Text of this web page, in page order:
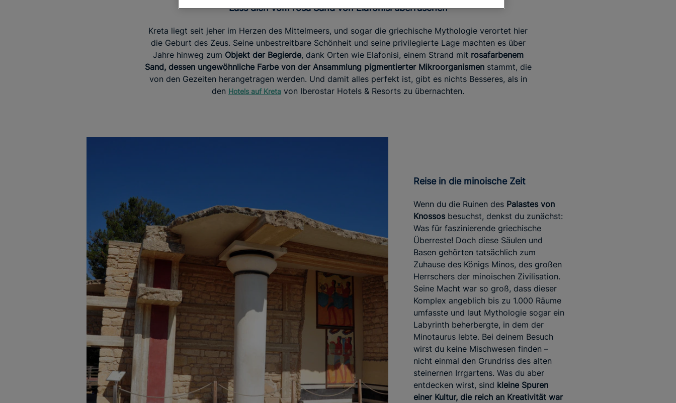
Lass dich vom rosa Sand von Elafonisi überraschen
Kreta liegt seit jeher im Herzen des Mittelmeers, und sogar die griechische Mythologie verortet hier
die Geburt des Zeus. Seine unbestreitbare Schönheit und seine privilegierte Lage machten es über
Jahre hinweg zum Objekt der Begierde, dank Orten wie Elafonisi, einem Strand mit rosafarbenem
Sand, dessen ungewöhnliche Farbe von der Ansammlung pigmentierter Mikroorganismenstammt, die
von den Gezeiten herangetragen werden. Und damit alles perfekt ist, gibt es nichts Besseres, als in
den Hotels auf Kreta von Iberostar Hotels & Resorts zu übernachten.
Reise in die minoische Zeit
Wenn du die Ruinen des Palastes von
Knossos besuchst, denkst du zunächst:
Was für faszinierende griechische
Überreste! Doch diese Säulen und
Basen gehörten tatsächlich zum
Zuhause des Königs Minos, des großen
Herrschers der minoischen Zivilisation.
Seine Macht war so groß, dass dieser
Komplex angeblich bis zu 1.000 Räume
umfasste und laut Mythologie sogar ein
Labyrinth beherbergte, in dem der
Minotaurus lebte. Bei deinem Besuch
wirst du keine Mischwesen finden –
nicht einmal den Grundriss des alten
steinernen Irrgartens. Was du aber
entdecken wirst, sind kleine Spuren
einer Kultur, die reich an Kreativität war